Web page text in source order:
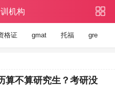
机构
格证 gmat 托福 gre
算不算研究生？考研没